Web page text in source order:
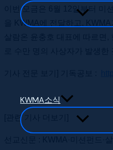
KWMA소식
이번 모금은 6월 12일부터
을 KWMA에 전달하고,
[관련 기사 더보기]